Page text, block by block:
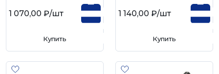
1 070,00 ₽/шт
Купить
1 140,00 ₽/шт
Купить